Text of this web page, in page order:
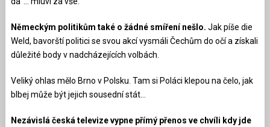
Německým politikům také o žádné smíření nešlo. Jak píše die
Weld, bavorští politici se svou akcí vysmáli Čechům do očí a získali
důležité body v nadcházejících volbách.
Veliký ohlas mělo Brno v Polsku. Tam si Poláci klepou na čelo, jak
blbej může být jejich sousední stát…
Nezávislá česká televize vypne přímý přenos ve chvíli kdy jde